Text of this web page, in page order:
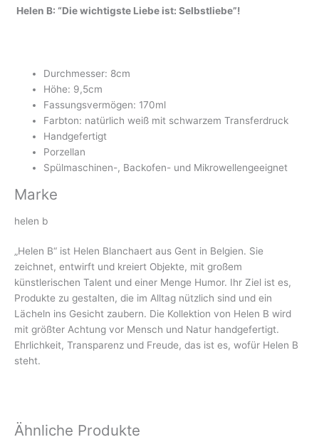
Helen B: “Die wichtigste Liebe ist: Selbstliebe”!
Durchmesser: 8cm
Höhe: 9,5cm
Fassungsvermögen: 170ml
Farbton: natürlich weiß mit schwarzem Transferdruck
Handgefertigt
Porzellan
Spülmaschinen-, Backofen- und Mikrowellengeeignet
Marke
helen b
„Helen B“ ist Helen Blanchaert aus Gent in Belgien. Sie
zeichnet, entwirft und kreiert Objekte, mit großem
künstlerischen Talent und einer Menge Humor. Ihr Ziel ist es,
Produkte zu gestalten, die im Alltag nützlich sind und ein
Lächeln ins Gesicht zaubern. Die Kollektion von Helen B wird
mit größter Achtung vor Mensch und Natur handgefertigt.
Ehrlichkeit, Transparenz und Freude, das ist es, wofür Helen B
steht.
Ähnliche Produkte